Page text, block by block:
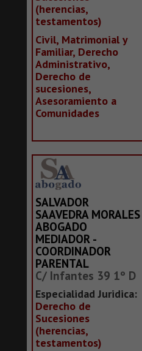
(herencias,
testamentos)
Civil, Matrimonial y
Familiar, Derecho
Administrativo,
Derecho de
sucesiones,
Asesoramiento a
Comunidades
SALVADOR
SAAVEDRA MORALES
ABOGADO
MEDIADOR -
COORDINADOR
PARENTAL
C/ Infantes 39 1º D
Especialidad Juridica:
Derecho de
Sucesiones
(herencias,
testamentos)